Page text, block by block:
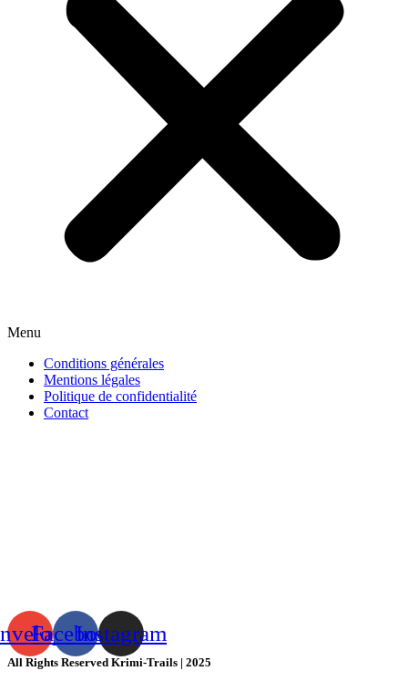
Menu
Conditions générales
Mentions légales
Politique de confidentialité
Contact
FacebookInstagram
All Rights Reserved Krimi-Trails | 2025